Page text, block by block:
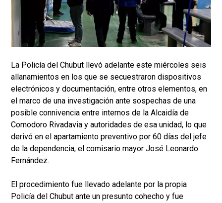
La Policía del Chubut llevó adelante este miércoles seis
allanamientos en los que se secuestraron dispositivos
electrónicos y documentación, entre otros elementos, en
el marco de una investigación ante sospechas de una
posible connivencia entre internos de la Alcaidía de
Comodoro Rivadavia y autoridades de esa unidad, lo que
derivó en el apartamiento preventivo por 60 días del jefe
de la dependencia, el comisario mayor José Leonardo
Fernández.
El procedimiento fue llevado adelante por la propia
Policía del Chubut ante un presunto cohecho y fue